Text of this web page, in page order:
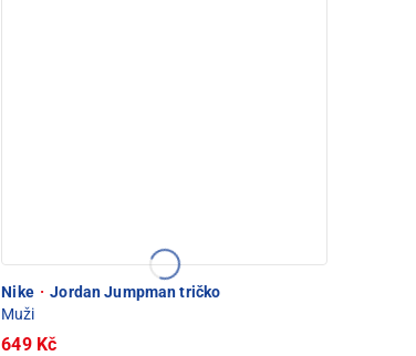
Nike · Jordan Jumpman tričko
Muži
649 Kč